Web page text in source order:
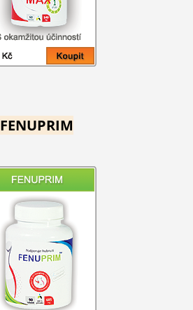
FENUPRIM